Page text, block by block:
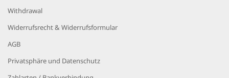
Withdrawal
Widerrufsrecht & Widerrufsformular
AGB
Privatsphäre und Datenschutz